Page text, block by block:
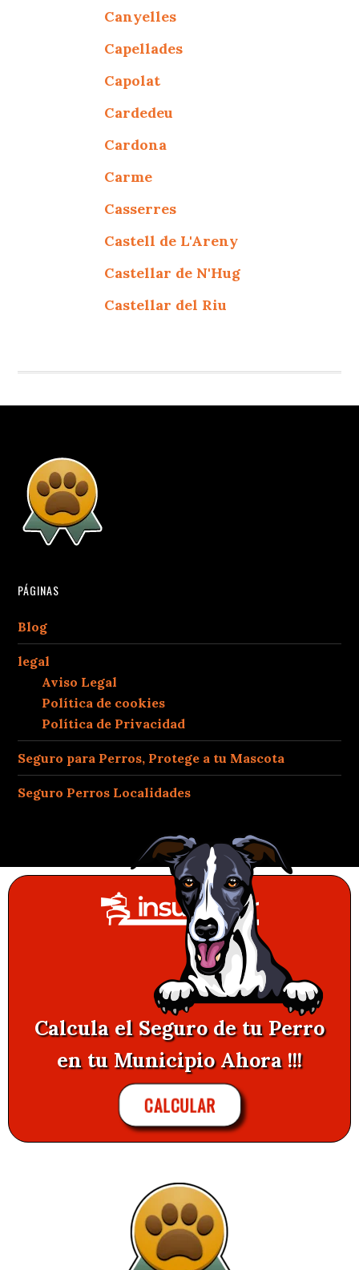
Canyelles
Capellades
Capolat
Cardedeu
Cardona
Carme
Casserres
Castell de L'Areny
Castellar de N'Hug
Castellar del Riu
PÁGINAS
Blog
legal
Aviso Legal
Política de cookies
Política de Privacidad
Seguro para Perros, Protege a tu Mascota
Seguro Perros Localidades
Calcula el Seguro de tu Perro
en tu Municipio Ahora !!!
CALCULAR